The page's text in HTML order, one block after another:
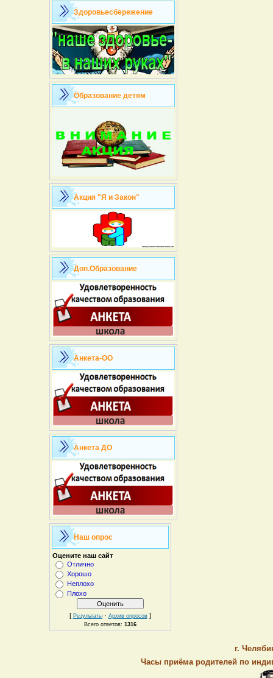
Здоровьесбережение
Образование детям
Акция "Я и Закон"
Доп.Образование
Анкета-ОО
Анкета ДО
Наш опрос
Оцените наш сайт
Отлично
Хорошо
Неплохо
Плохо
[ Результаты· Архив опросов]
Всего ответов: 1316
г.
Часы приёма родителей по